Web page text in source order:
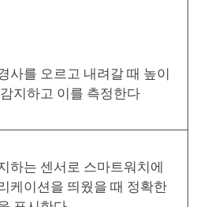
사를 오르고 내려갈 때 높이
지하고 이를 측정한다
하는 센서로 스마트워치에
케이션을 띄웠을 때 정확한